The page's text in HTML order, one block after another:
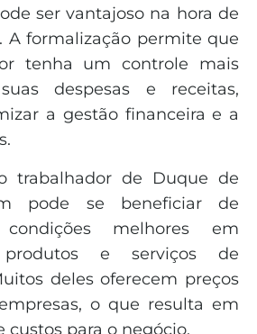
ser vantajoso na hora de
A formalização permite que
tenha um controle mais
despesas e receitas,
a gestão financeira e a
trabalhador de Duque de
pode se beneficiar de
melhores em
e serviços de
deles oferecem preços
o que resulta em
custos para o negócio.